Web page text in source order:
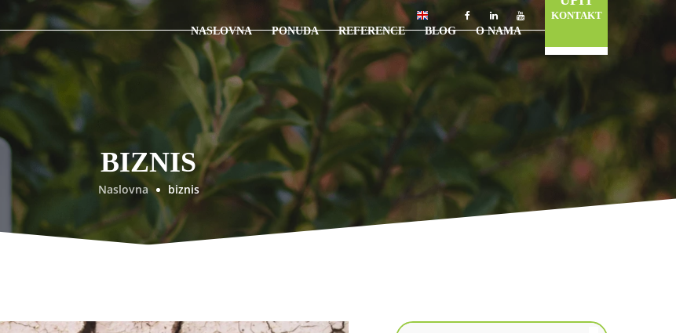
NASLOVNA PONUDA REFERENCE BLOG O NAMA
KONTAKT
BIZNIS
Naslovna biznis